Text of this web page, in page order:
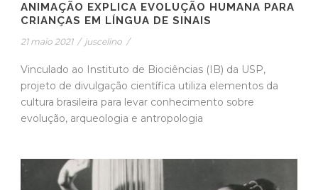
ANIMAÇÃO EXPLICA EVOLUÇÃO HUMANA PARA
CRIANÇAS EM LÍNGUA DE SINAIS
21 maio 2021 / juscelino /
Vinculado ao Instituto de Biociências (IB) da USP,
projeto de divulgação científica utiliza elementos da
cultura brasileira para levar conhecimento sobre
evolução, arqueologia e antropologia